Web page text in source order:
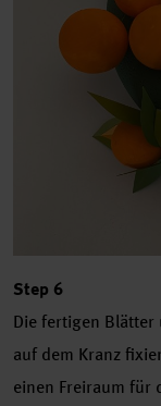
Step 6
Die fertigen Blätter
auf dem Kranz
einen Freiraum für